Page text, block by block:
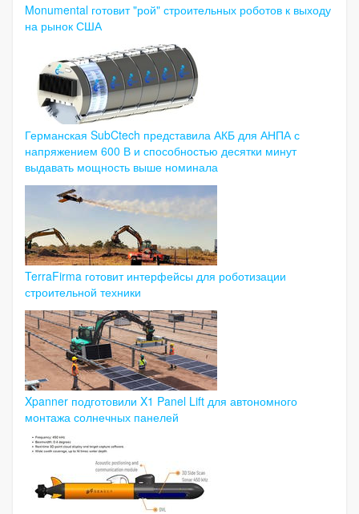
Monumental готовит "рой" строительных роботов к выходу
на рынок США
Германская SubCtech представила АКБ для АНПА с
напряжением 600 В и способностью десятки минут
выдавать мощность выше номинала
TerraFirma готовит интерфейсы для роботизации
строительной техники
Xpanner подготовили X1 Panel Lift для автономного
монтажа солнечных панелей